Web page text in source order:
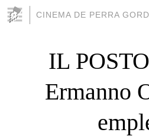
CINEMA DE PERRA
IL
Ermanno